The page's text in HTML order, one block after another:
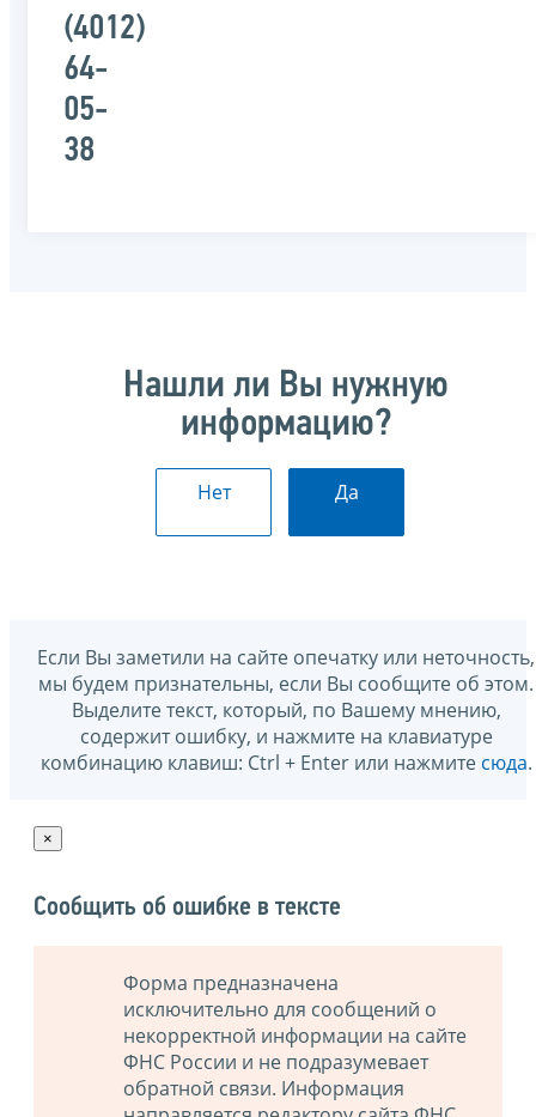
(4012)
64-
05-
38
Нашли ли Вы нужную
информацию?
Нет Да
Если Вы заметили на сайте опечатку или неточность,
мы будем признательны, если Вы сообщите об этом.
Выделите текст, который, по Вашему мнению,
содержит ошибку, и нажмите на клавиатуре
комбинацию клавиш: Ctrl + Enter или нажмите сюда.
×
Сообщить об ошибке в тексте
Форма предназначена
исключительно для сообщений о
некорректной информации на сайте
ФНС России и не подразумевает
обратной связи. Информация